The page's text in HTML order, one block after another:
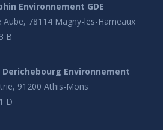
Environnement GDE
Aube, 78114 Magny-les-Hameaux
B
Derichebourg Environnement
91200 Athis-Mons
D